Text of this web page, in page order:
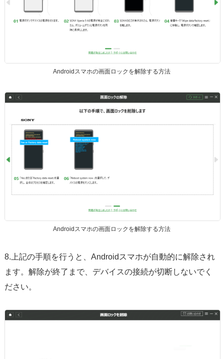
Androidスマホの画面ロックを解除する方法
Androidスマホの画面ロックを解除する方法
8.上記の手順を行うと、Androidスマホが自動的に解除され
ます。解除が終了まで、デバイスの接続が切断しないでく
ださい。